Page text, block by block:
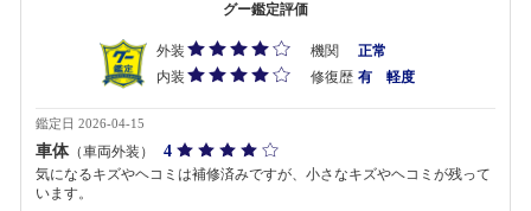
グー鑑定評価
外装 機関
正常
内装
修復歴 有 軽度
鑑定日 2026-04-15
車体（車両外装） 4
気になるキズやヘコミは補修済みですが、小さなキズやヘコミが残って
います。